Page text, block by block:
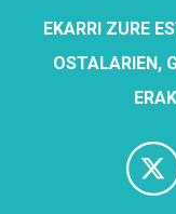
EKARRI ZURE
OSTALARIEN,